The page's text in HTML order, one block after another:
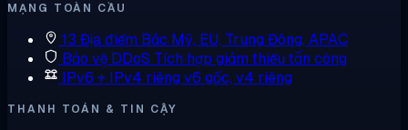
MẠNG TOÀN CẦU
13 Địa điểm Bắc Mỹ, EU, Trung Đông, APAC
Bảo vệ DDoS Tích hợp giảm thiểu tấn công
IPv6 + IPv4 riêng v6 gốc, v4 riêng
THANH TOÁN & TIN CẬY